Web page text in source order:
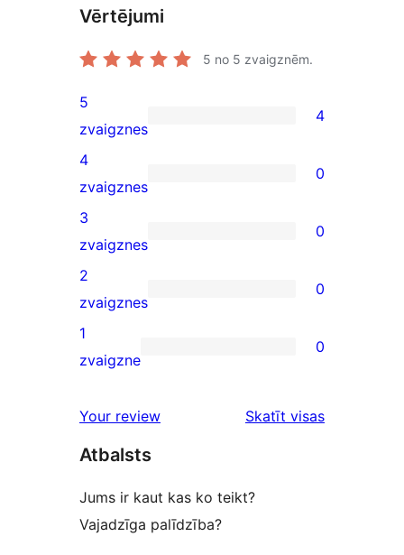
Vērtējumi
5 no 5 zvaigznēm.
4
5-
star
reviews
5
zvaigznes
4
0
4-
star
reviews
4
zvaigznes
0
0
3-
star
reviews
3
zvaigznes
0
0
2-
star
2
zvaigznes
0
0
star
1
zvaigzne
0
Your review
Skatīt visas
Atbalsts
Jums ir kaut kas ko teikt?
Vajadzīga palīdzība?